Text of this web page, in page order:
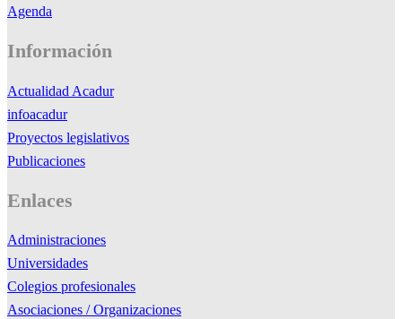
Agenda
Información
Actualidad Acadur
infoacadur
Proyectos legislativos
Publicaciones
Enlaces
Administraciones
Universidades
Colegios profesionales
Asociaciones / Organizaciones